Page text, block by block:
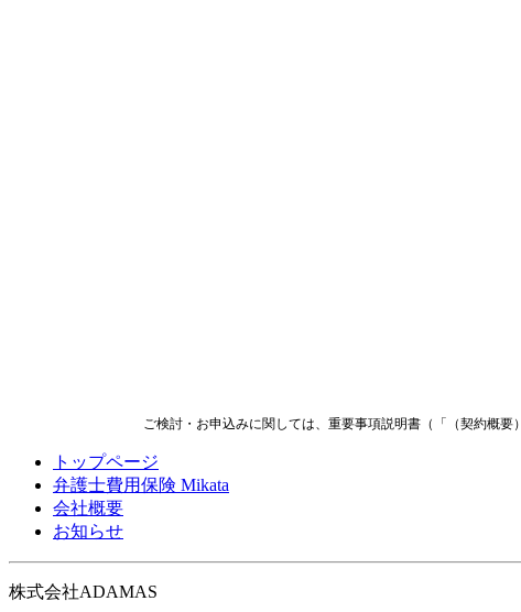
ご検討・お申込みに関しては、重要事項説明書（「（契約概
トップページ
弁護士費用保険 Mikata
会社概要
お知らせ
株式会社ADAMAS